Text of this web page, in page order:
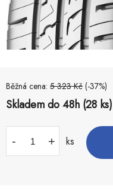
Běžná cena: 5 323 Kč (-37%)
Skladem do 48h (28 ks)
- + ks